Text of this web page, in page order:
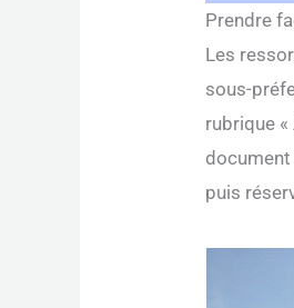
Prendre
Les
sous-
rubrique
document
puis